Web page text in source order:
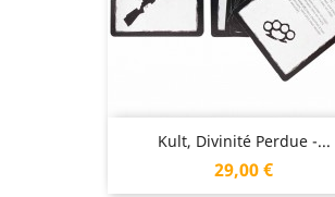
Kult, Divinité Perdue -...
Prix
29,00 €